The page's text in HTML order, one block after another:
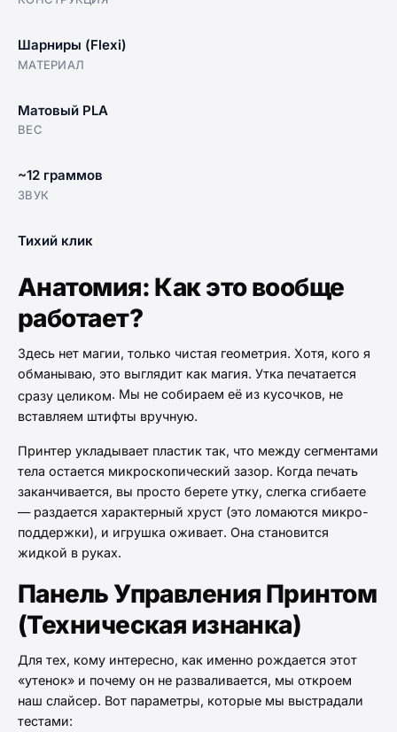
Шарниры (Flexi)
МАТЕРИАЛ
Матовый PLA
ВЕС
~12 граммов
ЗВУК
Тихий клик
Анатомия: Как это вообще
работает?
Здесь нет магии, только чистая геометрия. Хотя, кого я
обманываю, это выглядит как магия. Утка печатается
сразу целиком. Мы не собираем её из кусочков, не
вставляем штифты вручную.
Принтер укладывает пластик так, что между сегментами
тела остается микроскопический зазор. Когда печать
заканчивается, вы просто берете утку, слегка сгибаете
— раздается характерный хруст (это ломаются микро-
поддержки), и игрушка оживает. Она становится
жидкой в руках.
Панель Управления Принтом
(Техническая изнанка)
Для тех, кому интересно, как именно рождается этот
«утенок» и почему он не разваливается, мы откроем
наш слайсер. Вот параметры, которые мы выстрадали
тестами: